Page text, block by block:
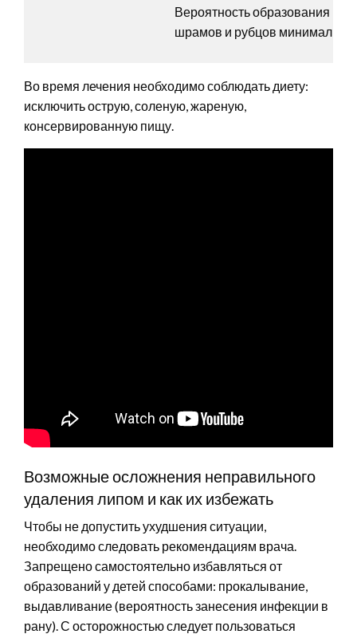
Вероятность образования
шрамов и рубцов минимальна.
Во время лечения необходимо соблюдать диету:
исключить острую, соленую, жареную,
консервированную пищу.
Возможные осложнения неправильного
удаления липом и как их избежать
Чтобы не допустить ухудшения ситуации,
необходимо следовать рекомендациям врача.
Запрещено самостоятельно избавляться от
образований у детей способами: прокалывание,
выдавливание (вероятность занесения инфекции в
рану). С осторожностью следует пользоваться